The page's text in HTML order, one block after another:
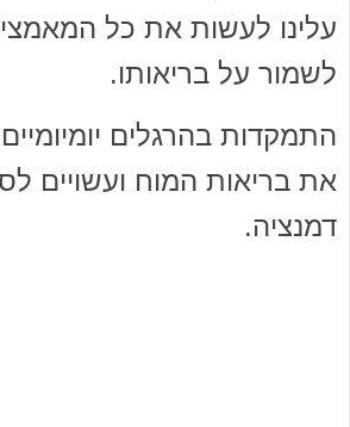
עלינו לעשות את כל
לשמור על בריאותו.
התמקדות בהרגלים
את בריאות המוח ועשויים
דמנציה.